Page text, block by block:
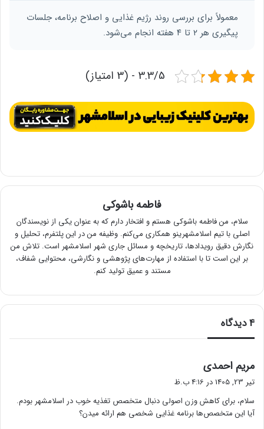
معمولاً برای بررسی روند رژیم غذایی و اصلاح برنامه، جلسات
پیگیری هر ۲ تا ۴ هفته انجام می‌شود.
3.3/5 - (3 امتیاز)
فاطمه باشوکی
سلام، من فاطمه باشوکی هستم و افتخار دارم که به عنوان یکی از نویسندگان
اصلی با تیم اسلامشهرینو همکاری می‌کنم. وظیفه من در این پلتفرم، تحلیل و
نگارش دقیق رویدادها، تاریخچه و مسائل جاری شهر اسلامشهر است. تلاش من
بر این است تا با استفاده از مهارت‌های پژوهشی و نگارشی، محتوایی شفاف،
مستند و عمیق تولید کنم.
4 دیدگاه
مریم احمدی
ف
:
تیر 23, 1405 در 4:16 ب.ظ
سلام، برای کاهش وزن اصولی دنبال متخصص تغذیه خوب در اسلامشهر بودم.
آیا این متخصص‌ها برنامه غذایی شخصی هم ارائه میدن؟